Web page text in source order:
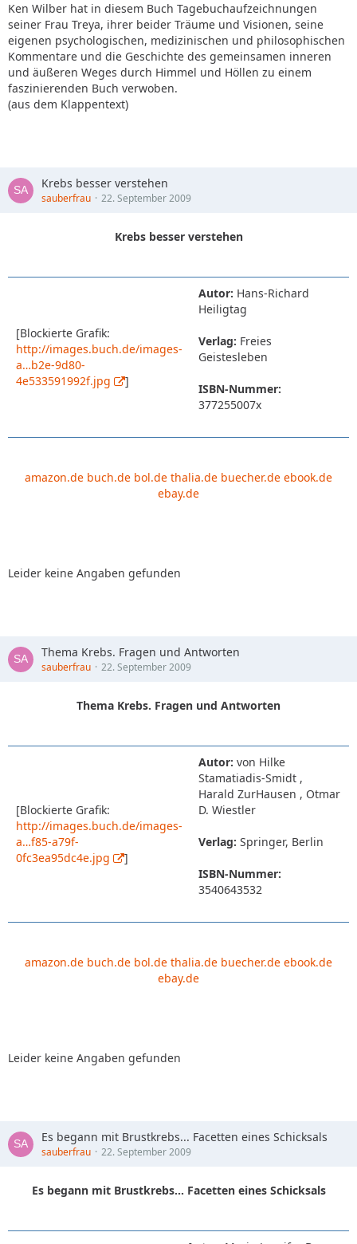
Ken Wilber hat in diesem Buch Tagebuchaufzeichnungen
seiner Frau Treya, ihrer beider Träume und Visionen, seine
eigenen psychologischen, medizinischen und philosophischen
Kommentare und die Geschichte des gemeinsamen inneren
und äußeren Weges durch Himmel und Höllen zu einem
faszinierenden Buch verwoben.
(aus dem Klappentext)
Krebs besser verstehen
sauberfrau 22. September 2009
Krebs besser verstehen
[Blockierte Grafik:
http://images.buch.de/images-
a…b2e-9d80-
4e533591992f.jpg
]
Autor: Hans-Richard
Heiligtag
Verlag: Freies
Geistesleben
ISBN-Nummer:
377255007x
amazon.de buch.de bol.de thalia.de buecher.de ebook.de
ebay.de
Leider keine Angaben gefunden
Thema Krebs. Fragen und Antworten
sauberfrau 22. September 2009
Thema Krebs. Fragen und Antworten
[Blockierte Grafik:
http://images.buch.de/images-
a…f85-a79f-
0fc3ea95dc4e.jpg
]
Autor: von Hilke
Stamatiadis-Smidt ,
Harald ZurHausen , Otmar
D. Wiestler
Verlag: Springer, Berlin
ISBN-Nummer:
3540643532
amazon.de buch.de bol.de thalia.de buecher.de ebook.de
ebay.de
Leider keine Angaben gefunden
Es begann mit Brustkrebs... Facetten eines Schicksals
sauberfrau 22. September 2009
Es begann mit Brustkrebs... Facetten eines Schicksals